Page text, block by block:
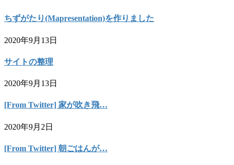
ちずがたり(Mapresentation)を作りました
2020年9月13日
サイトの整理
2020年9月13日
[From Twitter] 家が吹き飛…
2020年9月2日
[From Twitter] 朝ごはんが…